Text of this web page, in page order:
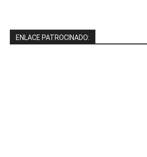
ENLACE PATROCINADO: